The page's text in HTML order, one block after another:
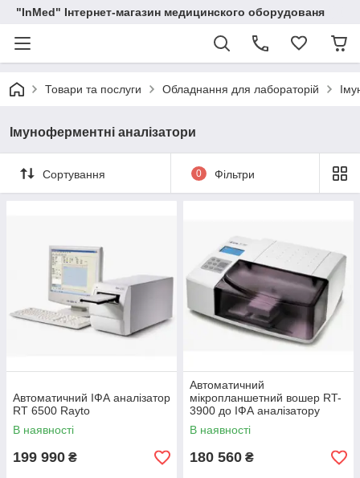
"InMed" Інтернет-магазин медицинского оборудованя
Товари та послуги Обладнання для лабораторій
Імуноферментні аналізатори
Сортування 0 Фільтри
Автоматичний ІФА аналізатор
RT 6500 Rayto
В наявності
199 990 ₴
Автоматичний
мікропланшетний вошер RT-
3900 до ІФА аналізатору
В наявності
180 560 ₴